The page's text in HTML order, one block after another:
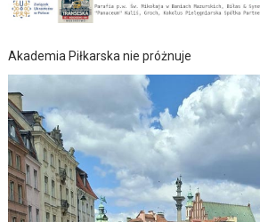
Akademia Piłkarska nie próżnuje